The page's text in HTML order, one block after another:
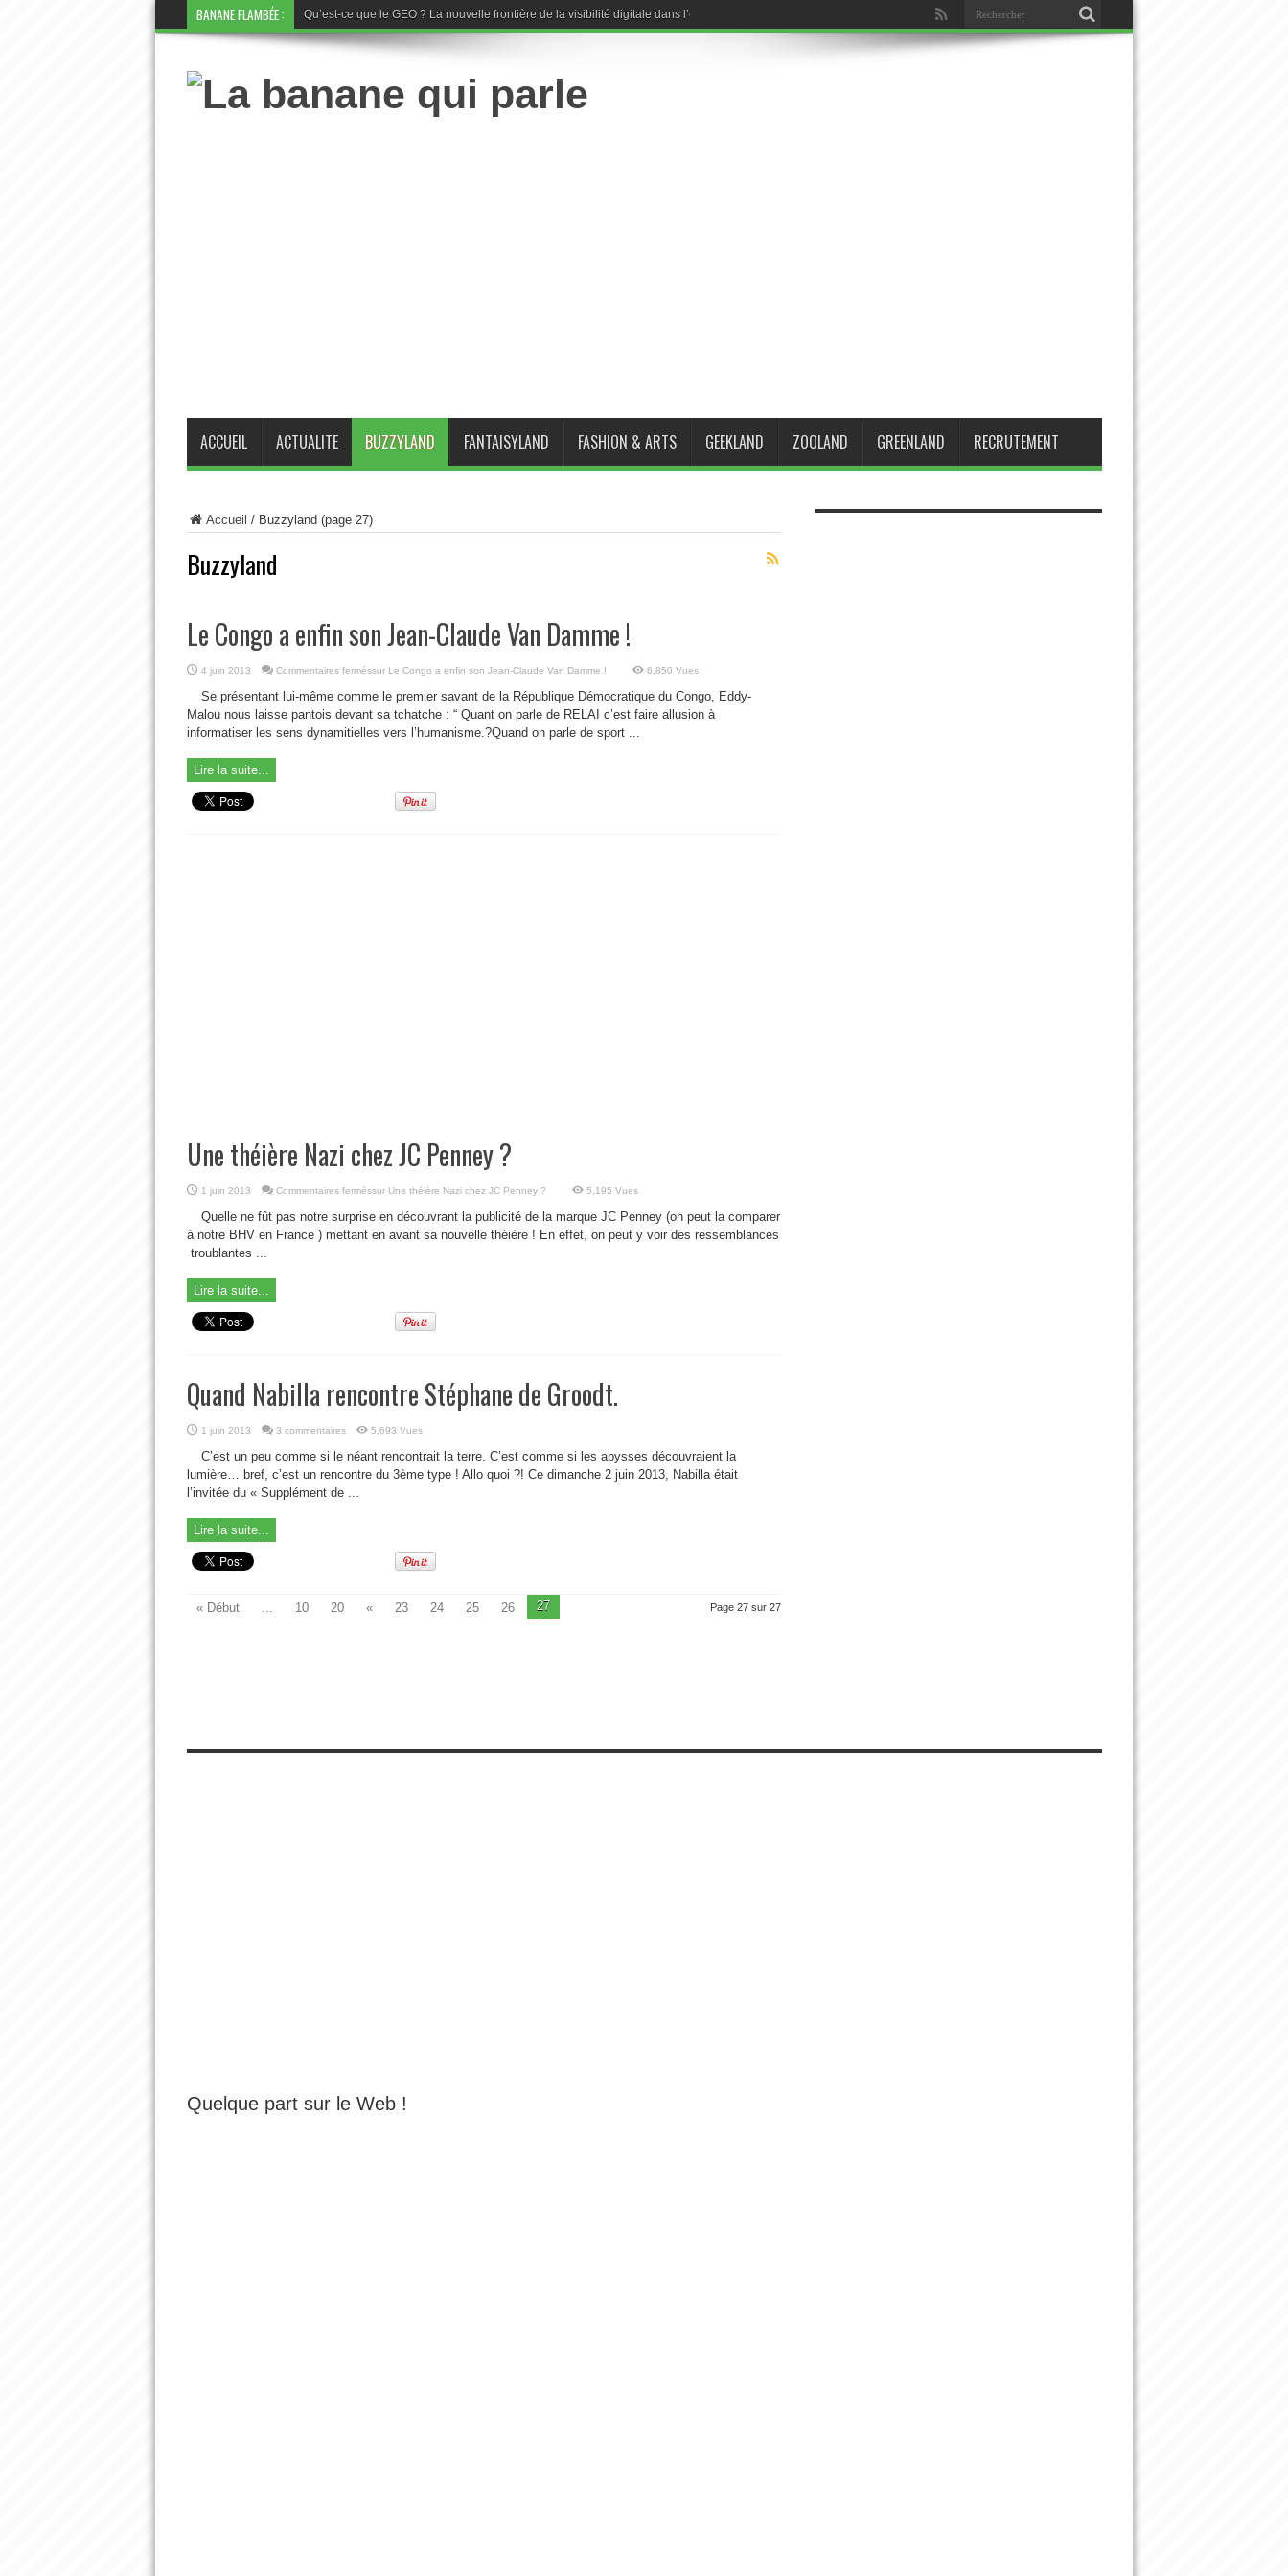
BANANE FLAMBÉE : Qu’est-ce que le GEO ? La nouvelle frontière de la visibilité digitale dans l’ère de l’intelligence artificielle
ACCUEIL ACTUALITE BUZZYLAND FANTAISYLAND FASHION & ARTS GEEKLAND ZOOLAND GREENLAND RECRUTEMENT
Accueil / Buzzyland (page 27)
Buzzyland
Le Congo a enfin son Jean-Claude Van Damme !
4 juin 2013 Commentaires ferméssur Le Congo a enfin son Jean-Claude Van Damme ! 6,850 Vues
Se présentant lui-même comme le premier savant de la République Démocratique du Congo, Eddy-
Malou nous laisse pantois devant sa tchatche : “ Quant on parle de RELAI c’est faire allusion à
informatiser les sens dynamitielles vers l’humanisme.?Quand on parle de sport ...
Lire la suite...
Une théière Nazi chez JC Penney ?
1 juin 2013 Commentaires ferméssur Une théière Nazi chez JC Penney ? 5,195 Vues
Quelle ne fût pas notre surprise en découvrant la publicité de la marque JC Penney (on peut la comparer
à notre BHV en France ) mettant en avant sa nouvelle théière ! En effet, on peut y voir des ressemblances
troublantes ...
Lire la suite...
Quand Nabilla rencontre Stéphane de Groodt.
1 juin 2013 3 commentaires 5,693 Vues
C’est un peu comme si le néant rencontrait la terre. C’est comme si les abysses découvraient la
lumière… bref, c’est un rencontre du 3ème type ! Allo quoi ?! Ce dimanche 2 juin 2013, Nabilla était
l’invitée du « Supplément de ...
Lire la suite...
Page 27 sur 27
« Début ... 10 20 « 23 24 25 26 27
Quelque part sur le Web !